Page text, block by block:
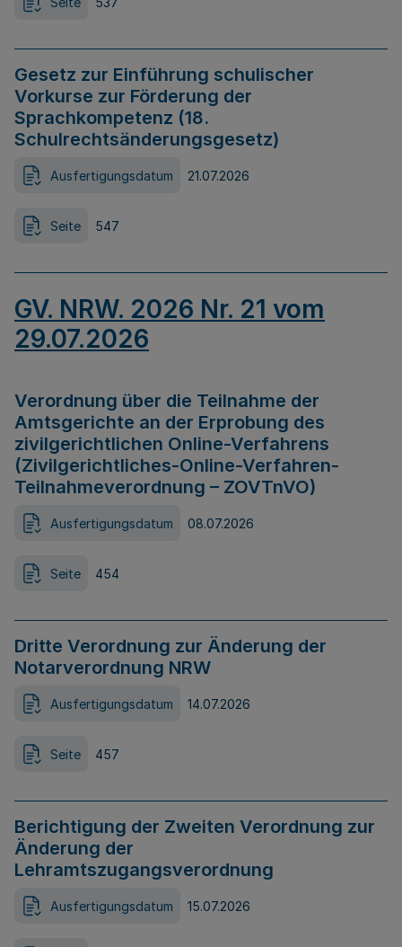
Gesetz zur Einführung schulischer
Vorkurse zur Förderung der
Sprachkompetenz (18.
Schulrechtsänderungsgesetz)
Ausfertigungsdatum 21.07.2026
Seite 547
GV. NRW. 2026 Nr. 21 vom
29.07.2026
Verordnung über die Teilnahme der
Amtsgerichte an der Erprobung des
zivilgerichtlichen Online-Verfahrens
(Zivilgerichtliches-Online-Verfahren-
Teilnahmeverordnung – ZOVTnVO)
Ausfertigungsdatum 08.07.2026
Seite 454
Dritte Verordnung zur Änderung der
Notarverordnung NRW
Ausfertigungsdatum 14.07.2026
Seite 457
Berichtigung der Zweiten Verordnung zur
Änderung der
Lehramtszugangsverordnung
Ausfertigungsdatum 15.07.2026